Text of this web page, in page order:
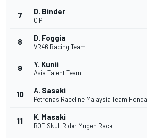
7 D. Binder
CIP
8 D. Foggia
VR46 Racing Team
9 Y. Kunii
Asia Talent Team
10 A. Sasaki
Petronas Raceline Malaysia Team Honda
11 K. Masaki
BOE Skull Rider Mugen Race